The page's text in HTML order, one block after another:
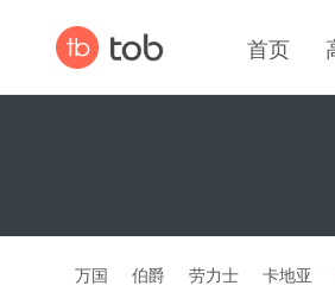
首页
万国 伯爵 劳力士 卡地亚